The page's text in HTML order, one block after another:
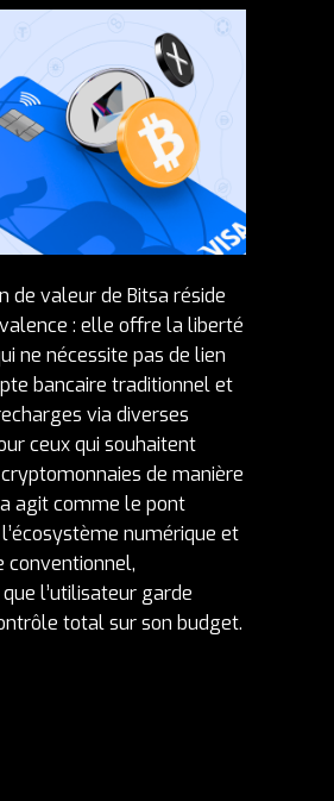
de valeur de Bitsa réside
: elle offre la liberté
ne nécessite pas de lien
bancaire traditionnel et
via diverses
ceux qui souhaitent
cryptomonnaies de manière
agit comme le pont
numérique et
conventionnel,
l’utilisateur garde
total sur son budget.